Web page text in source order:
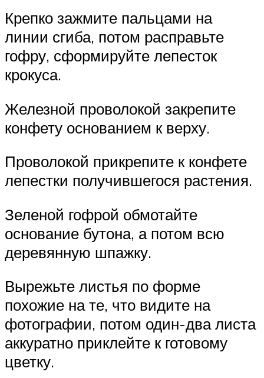
Крепко зажмите пальцами на
линии сгиба, потом расправьте
гофру, сформируйте лепесток
крокуса.
Железной проволокой закрепите
конфету основанием к верху.
Проволокой прикрепите к конфете
лепестки получившегося растения.
Зеленой гофрой обмотайте
основание бутона, а потом всю
деревянную шпажку.
Вырежьте листья по форме
похожие на те, что видите на
фотографии, потом один-два листа
аккуратно приклейте к готовому
цветку.